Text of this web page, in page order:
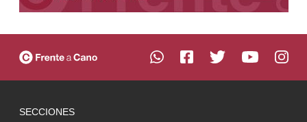
SECCIONES